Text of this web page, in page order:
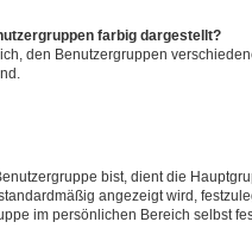
farbig dargestellt?
den Benutzergruppen
bist, dient die
angezeigt wird,
im persönlichen Bereich selbst